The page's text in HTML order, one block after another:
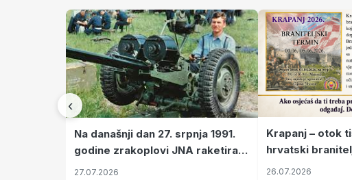
‹
Na današnji dan 27. srpnja 1991.
godine zrakoplovi JNA raketirali
su vojarnu i obučni centar "Nikola
27.07.2026
Krapanj – otok
hrvatski
pronalaze mir
26.07.2026